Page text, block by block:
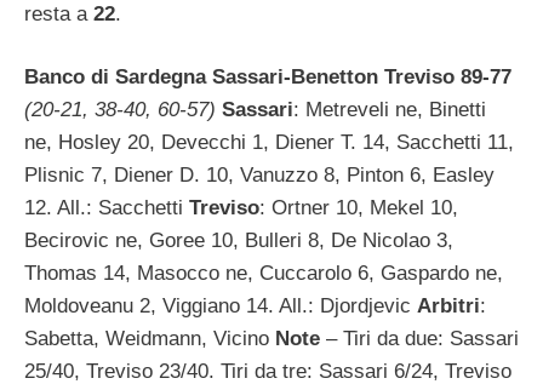
resta a 22.
Banco di Sardegna Sassari-Benetton Treviso 89-77
(20-21, 38-40, 60-57) Sassari: Metreveli ne, Binetti
ne, Hosley 20, Devecchi 1, Diener T. 14, Sacchetti 11,
Plisnic 7, Diener D. 10, Vanuzzo 8, Pinton 6, Easley
12. All.: Sacchetti Treviso: Ortner 10, Mekel 10,
Becirovic ne, Goree 10, Bulleri 8, De Nicolao 3,
Thomas 14, Masocco ne, Cuccarolo 6, Gaspardo ne,
Moldoveanu 2, Viggiano 14. All.: Djordjevic Arbitri:
Sabetta, Weidmann, Vicino Note – Tiri da due: Sassari
25/40, Treviso 23/40. Tiri da tre: Sassari 6/24, Treviso